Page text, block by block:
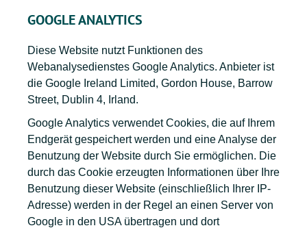
GOOGLE ANALYTICS
Diese Website nutzt Funktionen des
Webanalysedienstes Google Analytics. Anbieter ist
die Google Ireland Limited, Gordon House, Barrow
Street, Dublin 4, Irland.
Google Analytics verwendet Cookies, die auf Ihrem
Endgerät gespeichert werden und eine Analyse der
Benutzung der Website durch Sie ermöglichen. Die
durch das Cookie erzeugten Informationen über Ihre
Benutzung dieser Website (einschließlich Ihrer IP-
Adresse) werden in der Regel an einen Server von
Google in den USA übertragen und dort